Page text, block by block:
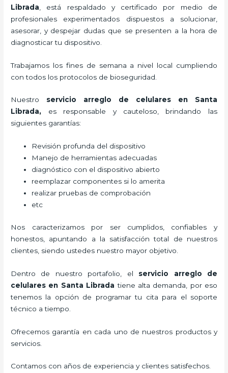
Librada , está respaldado y certificado por medio de
profesionales experimentados dispuestos a solucionar,
asesorar, y despejar dudas que se presenten a la hora de
diagnosticar tu dispositivo.
Trabajamos los fines de semana a nivel local cumpliendo
con todos los protocolos de bioseguridad.
Nuestro servicio arreglo de celulares en Santa
Librada, es responsable y cauteloso, brindando las
siguientes garantías:
Revisión profunda del dispositivo
Manejo de herramientas adecuadas
diagnóstico con el dispositivo abierto
reemplazar componentes si lo amerita
realizar pruebas de comprobación
etc
Nos caracterizamos por ser cumplidos, confiables y
honestos, apuntando a la satisfacción total de nuestros
clientes, siendo ustedes nuestro mayor objetivo.
Dentro de nuestro portafolio, el servicio arreglo de
celulares en Santa Librada tiene alta demanda, por eso
tenemos la opción de programar tu cita para el soporte
técnico a tiempo.
Ofrecemos garantía en cada uno de nuestros productos y
servicios.
Contamos con años de experiencia y clientes satisfechos.